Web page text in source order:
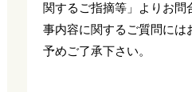
関するご指摘等」よりお問
事内容に関するご質問には
予めご了承下さい。